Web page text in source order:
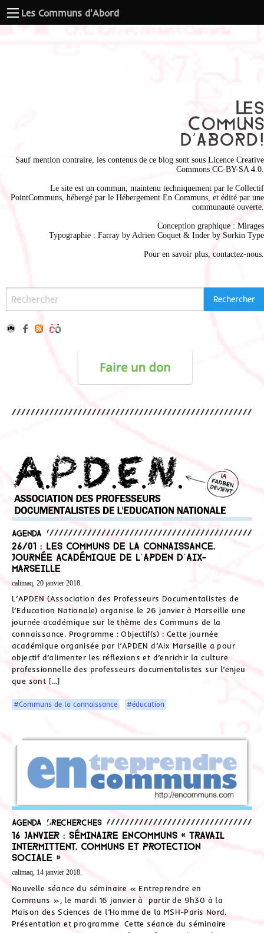
Les Communs d'Abord
Sauf mention contraire, les contenus de ce blog sont sous Licence Creative
Commons CC-BY-SA 4.0
Le site est un commun, maintenu techniquement par le Collectif
PointCommuns , hébergé par le Hébergement En Communs , et édité par une
communauté ouverte.
Conception graphique : Mirages
Typographie : Farray by Adrien Coquet & Inder by Sorkin Type
Pour en savoir plus, contactez-nous
Agenda
26/01 : Les communs de la connaissance,
journée académique de l’APDEN d’Aix-
Marseille
calimaq, 20 janvier 2018.
L’APDEN (Association des Professeurs Documentalistes de
l’Education Nationale) organise le 26 janvier à Marseille une
journée académique sur le thème des Communs de la
connaissance. Programme : Objectif(s) : Cette journée
académique organisée par l’APDEN d’Aix Marseille a pour
objectif d’alimenter les réflexions et d’enrichir la culture
professionnelle des professeurs documentalistes sur l’enjeu
que sont […]
#Communs de la connaissance #éducation
Agenda ,Recherches
16 janvier : Séminaire EnCommuns « Travail
intermittent, communs et protection
sociale »
calimaq, 14 janvier 2018.
Nouvelle séance du séminaire « Entreprendre en
Communs », le mardi 16 janvier à partir de 9h30 à la
Maison des Sciences de l’Homme de la MSH-Paris Nord.
Présentation et programme Cette séance du séminaire